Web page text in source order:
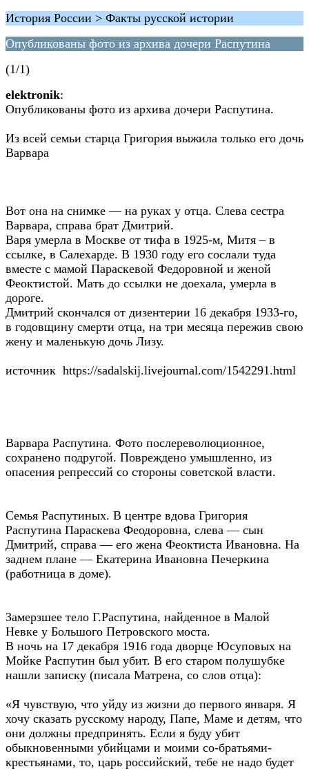
История России > Факты русской истории
Опубликованы фото из архива дочери Распутина
(1/1)
elektronik:
Опубликованы фото из архива дочери Распутина.
Из всей семьи старца Григория выжила только его дочь
Варвара
Вот она на снимке — на руках у отца. Слева сестра
Варвара, справа брат Дмитрий.
Варя умерла в Москве от тифа в 1925-м, Митя – в
ссылке, в Салехарде. В 1930 году его сослали туда
вместе с мамой Параскевой Федоровной и женой
Феоктистой. Мать до ссылки не доехала, умерла в
дороге.
Дмитрий скончался от дизентерии 16 декабря 1933-го,
в годовщину смерти отца, на три месяца пережив свою
жену и маленькую дочь Лизу.
источник https://sadalskij.livejournal.com/1542291.html
Варвара Распутина. Фото послереволюционное,
сохранено подругой. Повреждено умышленно, из
опасения репрессий со стороны советской власти.
Семья Распутиных. В центре вдова Григория
Распутина Параскева Феодоровна, слева — сын
Дмитрий, справа — его жена Феоктиста Ивановна. На
заднем плане — Екатерина Ивановна Печеркина
(работница в доме).
Замерзшее тело Г.Распутина, найденное в Малой
Невке у Большого Петровского моста.
В ночь на 17 декабря 1916 года дворце Юсуповых на
Мойке Распутин был убит. В его старом полушубке
нашли записку (писала Матрена, со слов отца):
«Я чувствую, что уйду из жизни до первого января. Я
хочу сказать русскому народу, Папе, Маме и детям, что
они должны предпринять. Если я буду убит
обыкновенными убийцами и моими со-братьями-
крестьянами, то, царь российский, тебе не надо будет